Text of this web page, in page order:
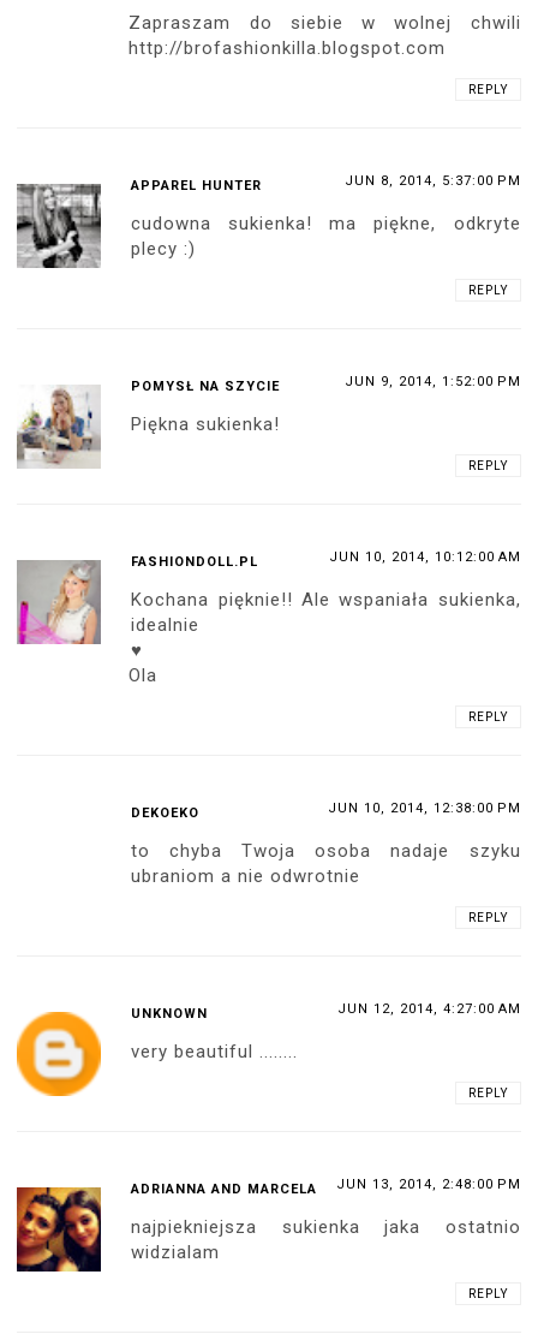
Zapraszam do siebie w wolnej chwili
http://brofashionkilla.blogspot.com
REPLY
APPAREL HUNTER JUN 8, 2014, 5:37:00 PM
cudowna sukienka! ma piękne, odkryte
plecy :)
REPLY
POMYSŁ NA SZYCIE JUN 9, 2014, 1:52:00 PM
Piękna sukienka!
REPLY
FASHIONDOLL.PL JUN 10, 2014, 10:12:00 AM
Kochana pięknie!! Ale wspaniała sukienka,
idealnie
♥
Ola
REPLY
DEKOEKO JUN 10, 2014, 12:38:00 PM
to chyba Twoja osoba nadaje szyku
ubraniom a nie odwrotnie
REPLY
UNKNOWN JUN 12, 2014, 4:27:00 AM
very beautiful ........
REPLY
ADRIANNA AND MARCELA JUN 13, 2014, 2:48:00 PM
najpiekniejsza sukienka jaka ostatnio
widzialam
REPLY